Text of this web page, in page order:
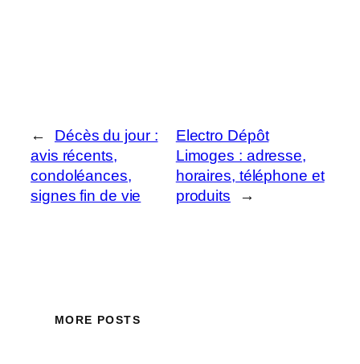
←
Décès du jour :
avis récents,
condoléances,
signes fin de vie
Electro Dépôt
Limoges : adresse,
horaires, téléphone et
produits
→
MORE POSTS